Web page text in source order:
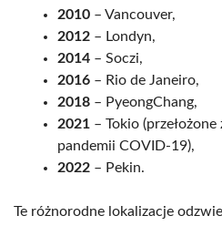
2010 – Vancouver,
2012 – Londyn,
2014 – Soczi,
2016 – Rio de Janeiro,
2018 – PyeongChang,
2021 – Tokio
pandemii COVID-19),
2022 – Pekin.
Te różnorodne lokalizacje